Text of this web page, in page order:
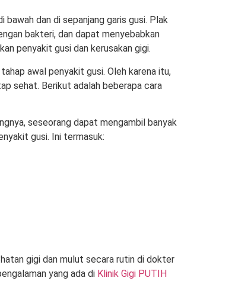
dan di sepanjang garis gusi. Plak
bakteri, dan dapat menyebabkan
penyakit gusi dan kerusakan gigi.
awal penyakit gusi. Oleh karena itu,
sehat. Berikut adalah beberapa cara
seseorang dapat mengambil banyak
gusi. Ini termasuk:
gigi dan mulut secara rutin di dokter
yang ada di Klinik Gigi PUTIH